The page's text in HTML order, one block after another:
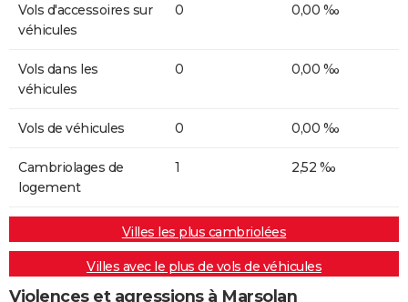
Vols d'accessoires sur
véhicules
0 0,00 ‰
Vols dans les
véhicules
0 0,00 ‰
Vols de véhicules 0 0,00 ‰
Cambriolages de
logement
1 2,52 ‰
Villes les plus cambriolées
Villes avec le plus de vols de véhicules
Violences et agressions à Marsolan